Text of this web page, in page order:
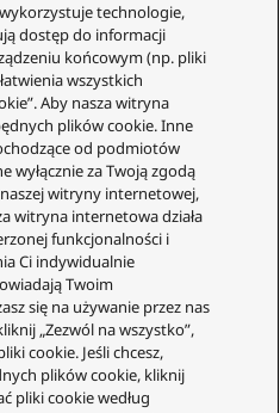
elektroniczny
W.R.M.S.
aluminiowy Średnica: 300
w przyb. 1,26 kg (wlicz
gramofonową)
technologie,
dostęp do informacji
końcowym (np. pliki
wszystkich
Aby nasza witryna
plików cookie. Inne
od podmiotów
wyłącznie za Twoją zgodą
witryny internetowej,
witryna internetowa działa
funkcjonalności i
Ci indywidualnie
Twoim
się na używanie przez nas
„Zezwól na wszystko”,
cookie. Jeśli chcesz,
plików cookie, kliknij
pliki cookie według